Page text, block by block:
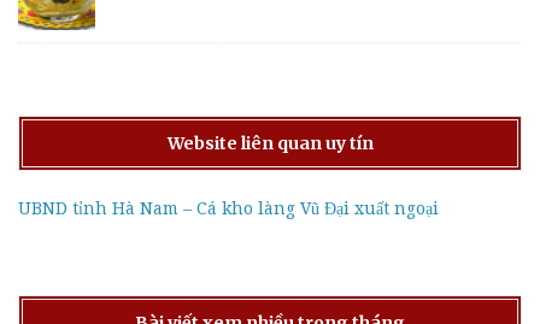
Website liên quan uy tín
UBND tỉnh Hà Nam – Cá kho làng Vũ Đại xuất ngoại